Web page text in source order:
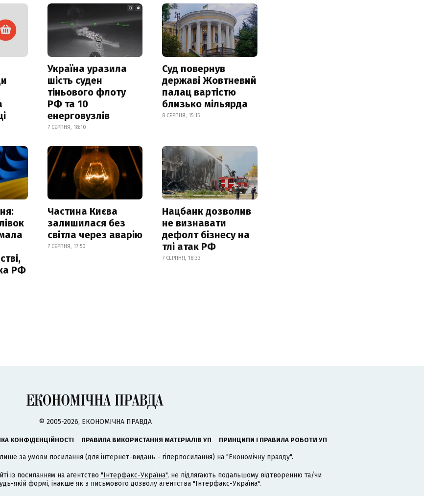
Україна уразила
шість суден
тіньового флоту
РФ та 10
енерговузлів
7 СЕРПНЯ, 18:10
Суд повернув
державі Жовтневий
палац вартістю
близько мільярда
8 СЕРПНЯ, 15:15
РФ
Частина Києва
залишилася без
світла через аварію
7 СЕРПНЯ, 17:50
Нацбанк дозволив
не визнавати
дефолт бізнесу на
тлі атак РФ
7 СЕРПНЯ, 18:33
© 2005-2026, ЕКОНОМІЧНА ПРАВДА
КОНФІДЕНЦІЙНОСТІ ПРАВИЛА ВИКОРИСТАННЯ МАТЕРІАЛІВ УП ПРИНЦИПИ І ПРАВИЛА РОБОТИ УП
за умови посилання (для інтернет-видань - гіперпосилання) на "Економічну правду".
із посиланням на агентство "Інтерфакс-Україна", не підлягають подальшому відтворенню та/чи
якій формі, інакше як з письмового дозволу агентства "Інтерфакс-Україна".